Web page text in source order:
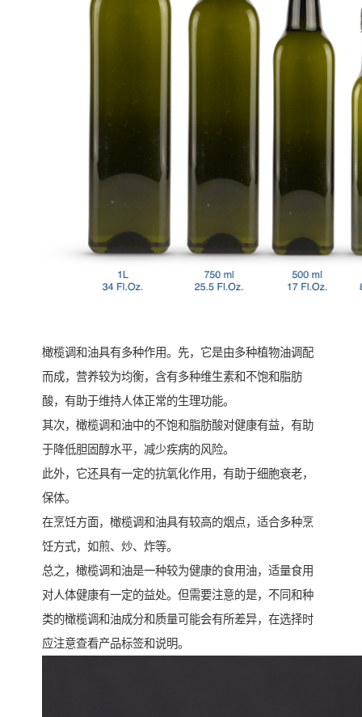
橄榄调和油具有多种作用。先，它是由多种植物油调配
而成，营养较为均衡，含有多种维生素和不饱和脂肪
酸，有助于维持人体正常的生理功能。
其次，橄榄调和油中的不饱和脂肪酸对健康有益，有助
于降低胆固醇水平，减少疾病的风险。
此外，它还具有一定的抗氧化作用，有助于细胞衰老，
保体。
在烹饪方面，橄榄调和油具有较高的烟点，适合多种烹
饪方式，如煎、炒、炸等。
总之，橄榄调和油是一种较为健康的食用油，适量食用
对人体健康有一定的益处。但需要注意的是，不同和种
类的橄榄调和油成分和质量可能会有所差异，在选择时
应注意查看产品标签和说明。